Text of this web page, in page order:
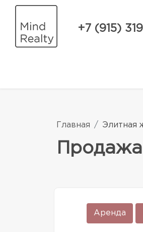
+7 (915)
Главная Элитная
Аренда